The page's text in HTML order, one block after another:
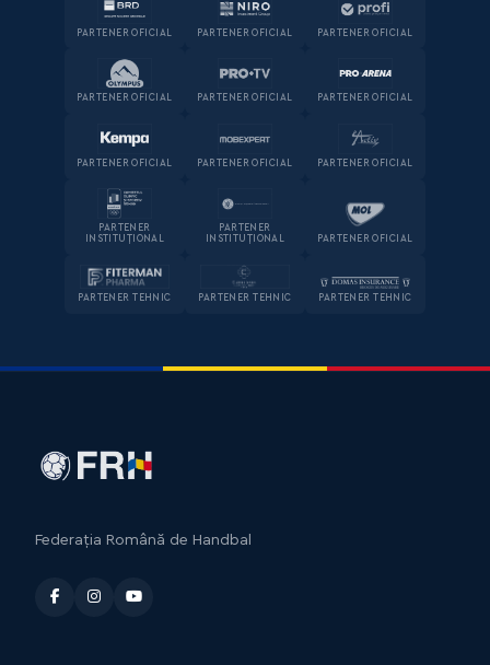
PARTENER OFICIAL PARTENER OFICIAL PARTENER OFICIAL
PARTENER OFICIAL PARTENER OFICIAL PARTENER OFICIAL
PARTENER OFICIAL PARTENER OFICIAL PARTENER OFICIAL
PARTENER
INSTITUȚIONAL
PARTENER
INSTITUȚIONAL
PARTENER OFICIAL
PARTENER TEHNIC PARTENER TEHNIC PARTENER TEHNIC
Federația Română de Handbal